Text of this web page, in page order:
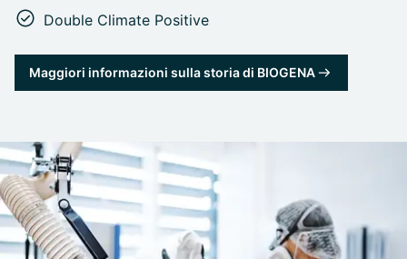
Double Climate Positive
Maggiori informazioni sulla storia di BIOGENA